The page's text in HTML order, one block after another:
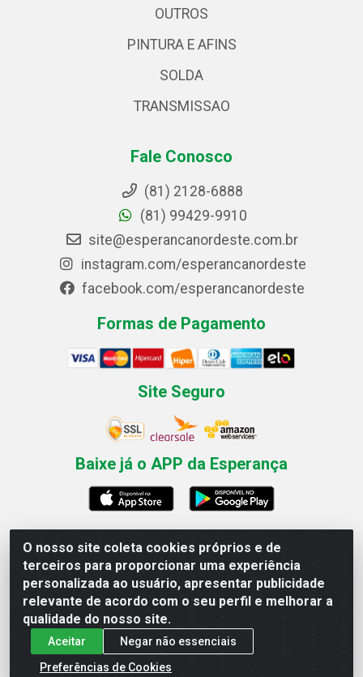
O nosso site coleta cookies próprios e de
terceiros para proporcionar uma experiência
personalizada ao usuário, apresentar publicidade
relevante de acordo com o seu perfil e melhorar a
qualidade do nosso site.
Aceitar
Negar não essenciais
Preferências de Cookies
OUTROS
PINTURA E AFINS
SOLDA
TRANSMISSAO
Fale Conosco
(81) 2128-6888
(81) 99429-9910
site@esperancanordeste.com.br
instagram.com/esperancanordeste
facebook.com/esperancanordeste
Formas de Pagamento
Site Seguro
Baixe já o APP da Esperança
Esperança Nordeste - Rua Professor Caldas Filho, 291 -
Estância - Recife / PE CEP: 50771-335 - CNPJ
03.666.136/0001-23